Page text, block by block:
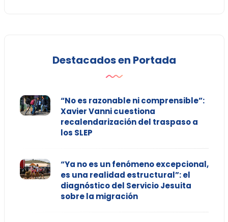
Destacados en Portada
“No es razonable ni comprensible”:
Xavier Vanni cuestiona
recalendarización del traspaso a
los SLEP
“Ya no es un fenómeno excepcional,
es una realidad estructural”: el
diagnóstico del Servicio Jesuita
sobre la migración